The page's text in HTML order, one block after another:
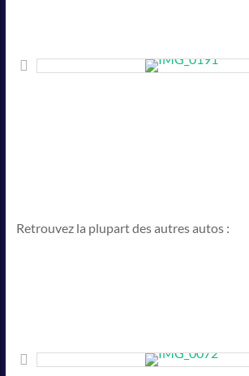
Retrouvez la plupart des autres autos :